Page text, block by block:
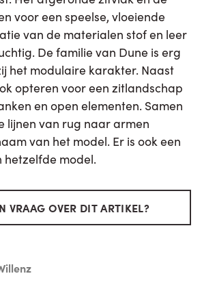
voor een speelse, vloeiende
van de materialen stof en leer
De familie van Dune is erg
het modulaire karakter. Naast
opteren voor een zitlandschap
en open elementen. Samen
lijnen van rug naar armen
van het model. Er is ook een
model.
VRAAG OVER DIT ARTIKEL?